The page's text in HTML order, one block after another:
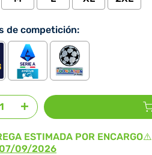
de competición:
selección
ESTIMADA POR ENCARGO⚠️
09/2026